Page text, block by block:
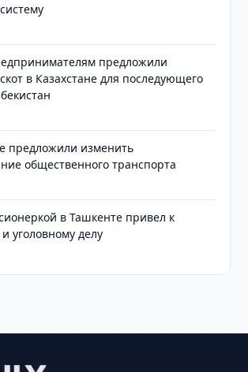
предложили
в Казахстане для последующего
предложили изменить
общественного транспорта
в Ташкенте привел к
уголовному делу